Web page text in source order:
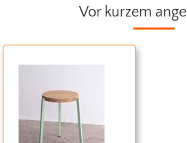
Vor kurzem